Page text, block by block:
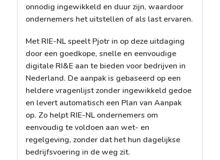
onnodig ingewikkeld en duur zijn, waardoor
ondernemers het uitstellen of als last ervaren.
Met RIE-NL speelt Pjotr in op deze uitdaging
door een goedkope, snelle en eenvoudige
digitale RI&E aan te bieden voor bedrijven in
Nederland. De aanpak is gebaseerd op een
heldere vragenlijst zonder ingewikkeld gedoe
en levert automatisch een Plan van Aanpak
op. Zo helpt RIE-NL ondernemers om
eenvoudig te voldoen aan wet- en
regelgeving, zonder dat het hun dagelijkse
bedrijfsvoering in de weg zit.